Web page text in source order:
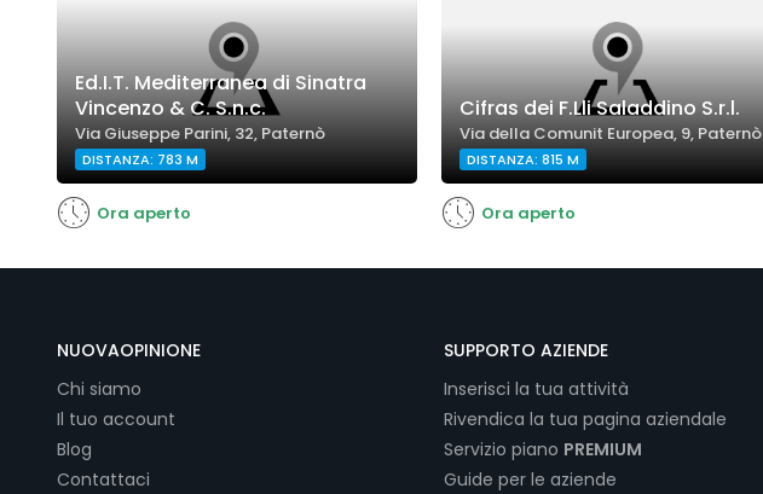
Ed.I.T. Mediterranea di Sinatra
Vincenzo & C. S.n.c.
Via Giuseppe Parini, 32, Paternò
DISTANZA: 783 M
Ora aperto
Cifras dei F.Lli Saladdino S.r.l.
Via della Comunit Europea, 9, Paternò
DISTANZA: 815 M
Ora aperto
NUOVAOPINIONE
Chi siamo
Il tuo account
Blog
Contattaci
SUPPORTO AZIENDE
Inserisci la tua attività
Rivendica la tua pagina aziendale
Servizio piano PREMIUM
Guide per le aziende